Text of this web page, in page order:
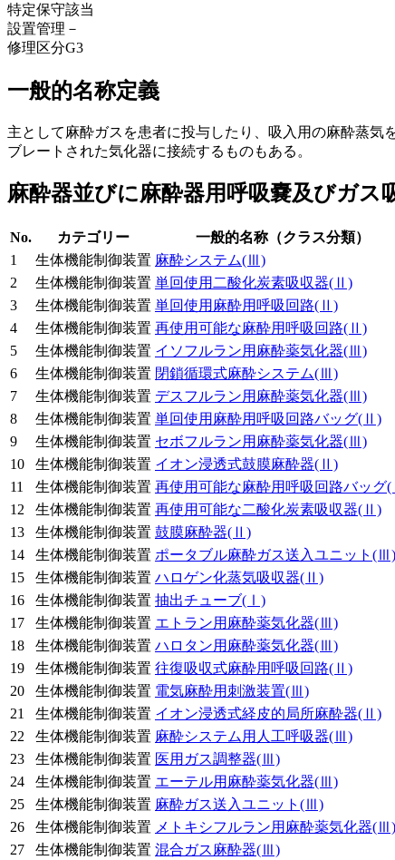
特定保守該当
設置管理 －
修理区分G3
一般的名称定義
主として麻酔ガスを患者に投与したり、吸入用の麻酔蒸
ブレートされた気化器に接続するものもある。
麻酔器並びに麻酔器用呼吸嚢及びガス
No. カテゴリー 一般的名称（クラス分類）
1
生体機能制御装置 麻酔システム(Ⅲ)
2
生体機能制御装置 単回使用二酸化炭素吸収器(Ⅱ)
3
生体機能制御装置 単回使用麻酔用呼吸回路(Ⅱ)
4
生体機能制御装置 再使用可能な麻酔用呼吸回路(Ⅱ)
5
生体機能制御装置 イソフルラン用麻酔薬気化器(Ⅲ)
6
生体機能制御装置 閉鎖循環式麻酔システム(Ⅲ)
7
生体機能制御装置 デスフルラン用麻酔薬気化器(Ⅲ)
8
生体機能制御装置 単回使用麻酔用呼吸回路バッグ(Ⅱ)
9
生体機能制御装置 セボフルラン用麻酔薬気化器(Ⅲ)
10
生体機能制御装置 イオン浸透式鼓膜麻酔器(Ⅱ)
11
生体機能制御装置 再使用可能な麻酔用呼吸回路バッグ
12
生体機能制御装置 再使用可能な二酸化炭素吸収器(Ⅱ)
13
生体機能制御装置 鼓膜麻酔器(Ⅱ)
14
生体機能制御装置 ポータブル麻酔ガス送入ユニット (Ⅲ)
15
生体機能制御装置 ハロゲン化蒸気吸収器(Ⅱ)
16
生体機能制御装置 抽出チューブ(Ⅰ)
17
生体機能制御装置 エトラン用麻酔薬気化器(Ⅲ)
18
生体機能制御装置 ハロタン用麻酔薬気化器(Ⅲ)
19
生体機能制御装置 往復吸収式麻酔用呼吸回路(Ⅱ)
20
生体機能制御装置 電気麻酔用刺激装置(Ⅲ)
21
生体機能制御装置 イオン浸透式経皮的局所麻酔器(Ⅱ)
22
生体機能制御装置 麻酔システム用人工呼吸器(Ⅲ)
23
生体機能制御装置 医用ガス調整器(Ⅲ)
24
生体機能制御装置 エーテル用麻酔薬気化器(Ⅲ)
25
生体機能制御装置 麻酔ガス送入ユニット (Ⅲ)
26
生体機能制御装置 メトキシフルラン用麻酔薬気化器(Ⅲ)
27
生体機能制御装置 混合ガス麻酔器(Ⅲ)